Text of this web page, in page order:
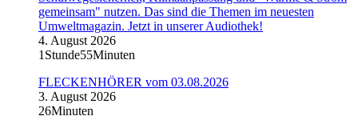
gemeinsam" nutzen. Das sind die Themen im neuesten
Umweltmagazin. Jetzt in unserer Audiothek!
4. August 2026
1Stunde55Minuten
FLECKENHÖRER vom 03.08.2026
3. August 2026
26Minuten